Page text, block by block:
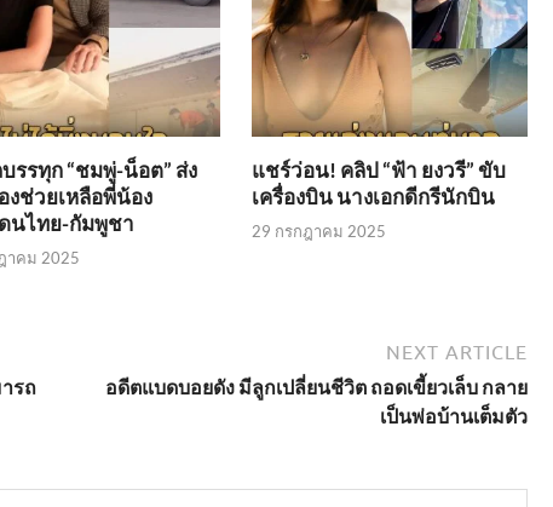
รรทุก “ชมพู่-น็อต” ส่ง
งช่วยเหลือพี่น้อง
นไทย-กัมพูชา
าคม 2025
แชร์ว่อน! คลิป “ฟ้า ยงวรี” ขับ
เครื่องบิน นางเอกดีกรีนักบิน
29 กรกฎาคม 2025
รถ
NEXT ARTICLE
อดีตแบดบอยดัง มีลูกเปลี่ยนชีวิต ถอดเขี้ยวเล็บ กลาย
เป็นพ่อบ้านเต็มตัว